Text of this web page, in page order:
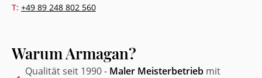
T: +49 89 248 802 560
Warum Armagan?
Qualität seit 1990 - Maler Meisterbetriebmit